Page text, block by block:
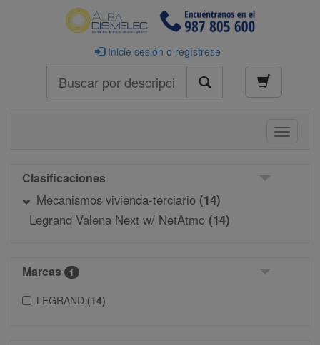
Inicie sesión o regístrese
Toggle
Clasificaciones
Mecanismos vivienda-terciario (14)
Legrand Valena Next w/ NetAtmo (14)
Marcas 1
LEGRAND (14)